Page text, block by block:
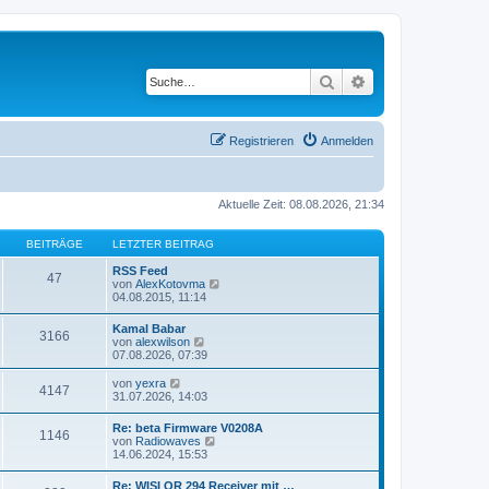
Suche
Anmelden
Registrieren
Aktuelle Zeit: 08.08.2026, 21:34
BEITRÄGE LETZTER BEITRAG
47
RSS Feed
von AlexKotovma
r
i
t
04.08.2015, 11:14
3166
Kamal Babar
von alexwilson
e
u
s
e
r
B
e
i
t
07.08.2026, 07:39
4147 von yexra
e
s
t
e
r
31.07.2026, 14:03
1146
Re: beta Firmware V0208A
von Radiowaves
14.06.2024, 15:53
Re: WISI OR 294 Receiver mit …